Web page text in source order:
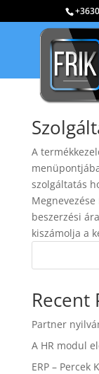
A
szolgáltatás
beszerzési
kiszámolja a
Recent
Partner
A HR modul
ERP – Percek